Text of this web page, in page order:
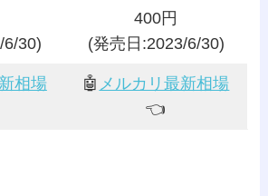
6/30)
400円
(発売日:2023/6/30)
相場
🤖 メルカリ最新相場
👈️